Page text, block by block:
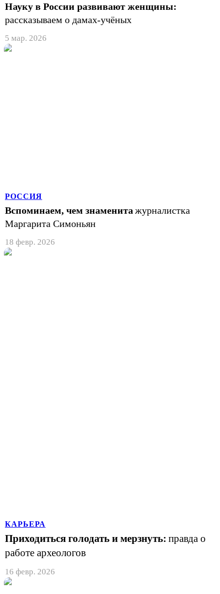
Науку в России развивают женщины:
рассказываем о дамах-учёных
5 мар. 2026
РОССИЯ
Вспоминаем, чем знаменита журналистка
Маргарита Симоньян
18 февр. 2026
КАРЬЕРА
Приходиться голодать и мерзнуть: правда о
работе археологов
16 февр. 2026